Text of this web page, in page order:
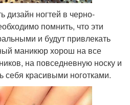
дизайн ногтей в черно-
помнить, что эти
и будут привлекать
маникюр хорош на все
на повседневную носку и
себя красивыми ноготками.